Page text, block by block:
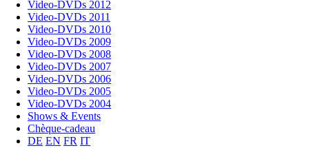
Video-DVDs 2012
Video-DVDs 2011
Video-DVDs 2010
Video-DVDs 2009
Video-DVDs 2008
Video-DVDs 2007
Video-DVDs 2006
Video-DVDs 2005
Video-DVDs 2004
Shows & Events
Chèque-cadeau
DE EN FR IT